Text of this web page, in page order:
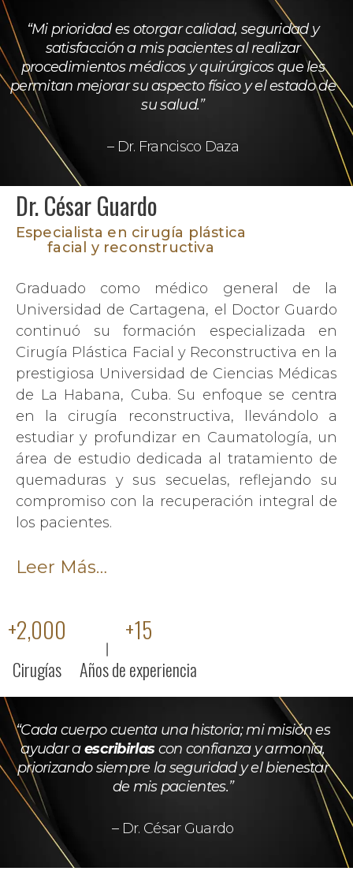
“Mi prioridad es otorgar calidad, seguridad y
satisfacción a mis pacientes al realizar
procedimientos médicos y quirúrgicos que les
permitan mejorar su aspecto físico y el estado de
su salud.”
– Dr. Francisco Daza
Dr. César Guardo
Especialista en cirugía plástica
facial y reconstructiva
Graduado como médico general de la
Universidad de Cartagena, el Doctor Guardo
continuó su formación especializada en
Cirugía Plástica Facial y Reconstructiva en la
prestigiosa Universidad de Ciencias Médicas
de La Habana, Cuba. Su enfoque se centra
en la cirugía reconstructiva, llevándolo a
estudiar y profundizar en Caumatología, un
área de estudio dedicada al tratamiento de
quemaduras y sus secuelas, reflejando su
compromiso con la recuperación integral de
los pacientes.
Leer Más…
Cirugías
+2,000
Años de experiencia
+15
“Cada cuerpo cuenta una historia; mi misión es
ayudar aescribirlascon confianza y armonía,
priorizando siempre la seguridad y el bienestar
de mis pacientes.”
– Dr. César Guardo